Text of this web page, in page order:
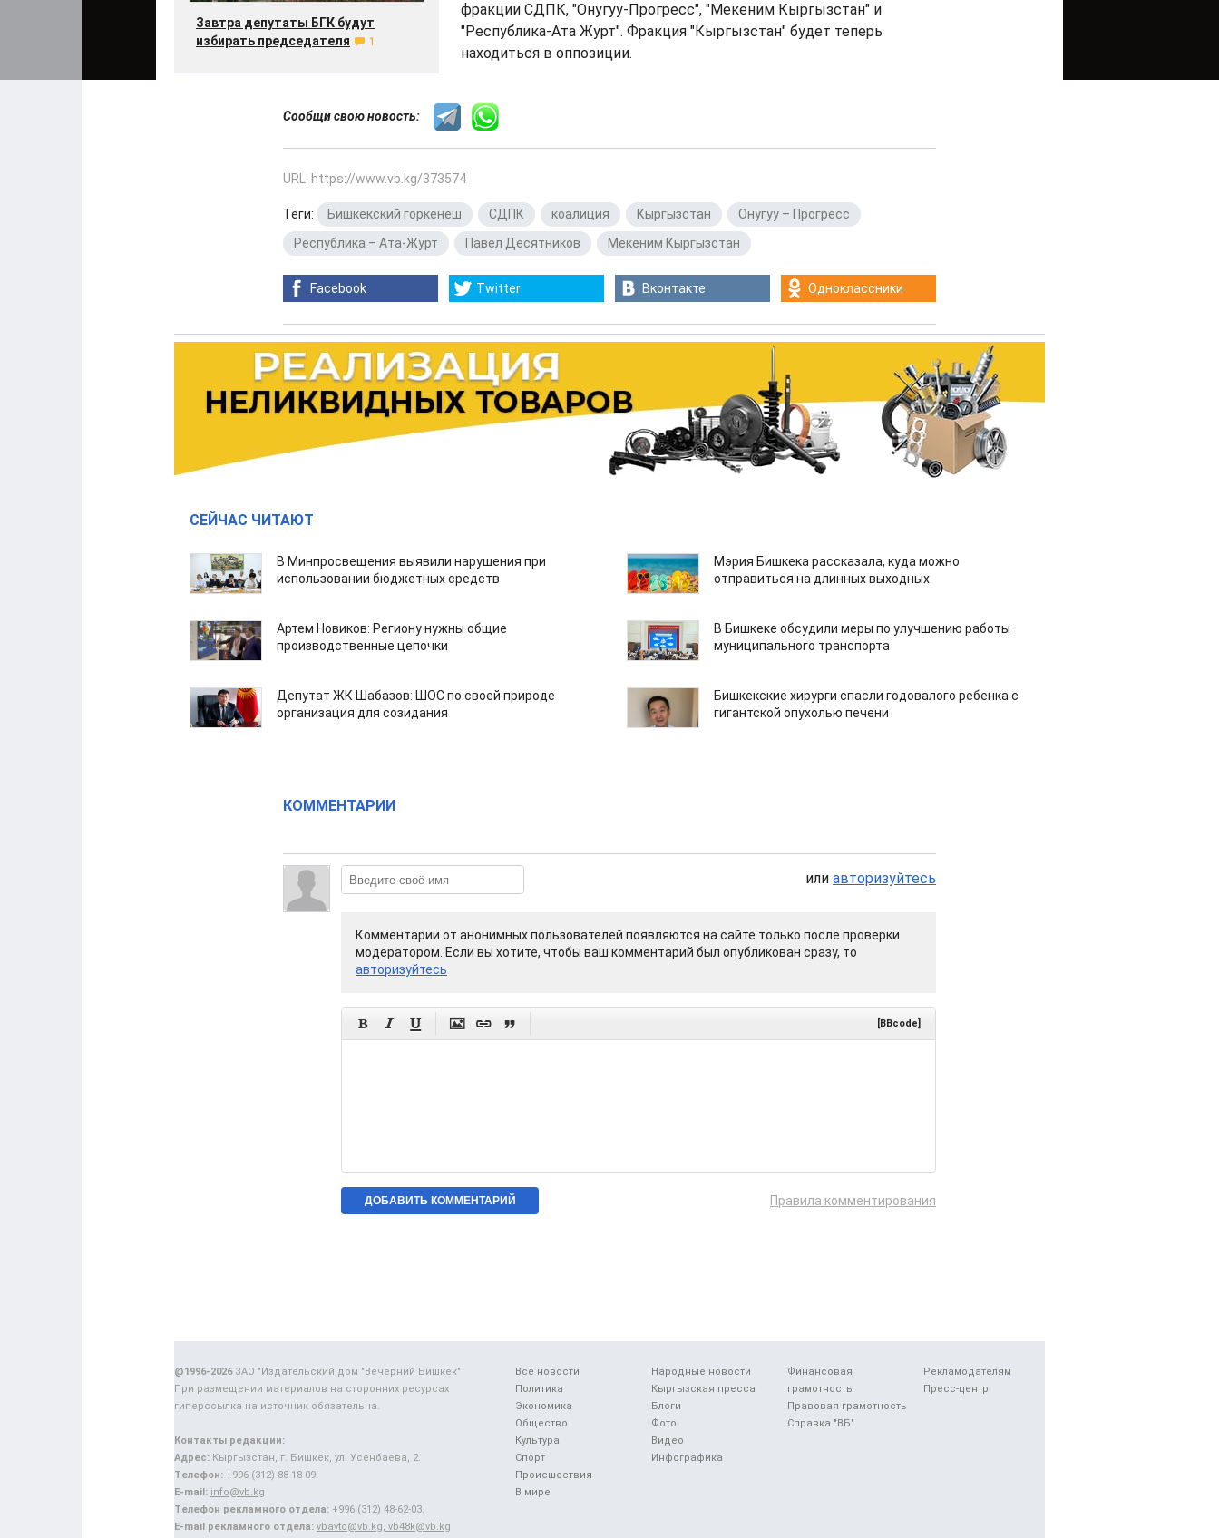
Завтра депутаты БГК будут
избирать председателя
1
фракции СДПК, "Онугуу-Прогресс", "Мекеним Кыргызстан" и
"Республика-Ата Журт". Фракция "Кыргызстан" будет теперь
находиться в оппозиции.
Сообщи свою новость:
URL: https://www.vb.kg/373574
Теги: Бишкекский горкенеш СДПК коалиция Кыргызстан Онугуу – Прогресс
Республика – Ата-Журт
Павел Десятников Мекеним Кыргызстан
Facebook Twitter Вконтакте Одноклассники
СЕЙЧАС ЧИТАЮТ
В Минпросвещения выявили нарушения при
использовании бюджетных средств
Мэрия Бишкека рассказала, куда можно
отправиться на длинных выходных
Артем Новиков: Региону нужны общие
производственные цепочки
В Бишкеке обсудили меры по улучшению работы
муниципального транспорта
Депутат ЖК Шабазов: ШОС по своей природе
организация для созидания
Бишкекские хирурги спасли годовалого ребенка с
гигантской опухолью печени
КОММЕНТАРИИ
или авторизуйтесь
Комментарии от анонимных пользователей появляются на сайте только после проверки
модератором. Если вы хотите, чтобы ваш комментарий был опубликован сразу, то
авторизуйтесь
      [BBcode]
Правила комментирования
Все новости
Политика
Экономика
Общество
Культура
Спорт
Происшествия
В мире
Народные новости
Кыргызская пресса
Блоги
Фото
Видео
Инфографика
Финансовая
грамотность
Правовая грамотность
Справка "ВБ"
Рекламодателям
Пресс-центр
@1996-2026ЗАО "Издательский дом "Вечерний Бишкек"
При размещении материалов на сторонних ресурсах
гиперссылка на источник обязательна.
Контакты редакции:
Адрес: Кыргызстан, г. Бишкек, ул. Усенбаева, 2.
Телефон: +996 (312) 88-18-09.
E-mail: info@vb.kg
Телефон рекламного отдела: +996 (312) 48-62-03.
E-mail рекламного отдела: vbavto@vb.kg, vb48k@vb.kg